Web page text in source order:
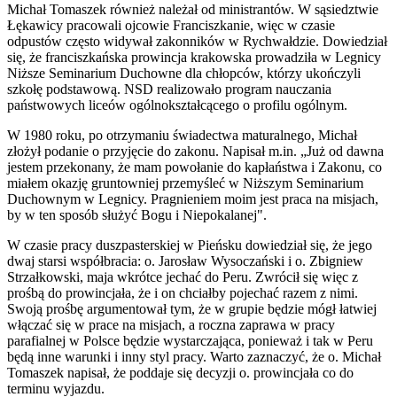
Michał Tomaszek również należał od ministrantów. W sąsiedztwie
Łękawicy pracowali ojcowie Franciszkanie, więc w czasie
odpustów często widywał zakonników w Rychwałdzie. Dowiedział
się, że franciszkańska prowincja krakowska prowadziła w Legnicy
Niższe Seminarium Duchowne dla chłopców, którzy ukończyli
szkołę podstawową. NSD realizowało program nauczania
państwowych liceów ogólnokształcącego o profilu ogólnym.
W 1980 roku, po otrzymaniu świadectwa maturalnego, Michał
złożył podanie o przyjęcie do zakonu. Napisał m.in. „Już od dawna
jestem przekonany, że mam powołanie do kapłaństwa i Zakonu, co
miałem okazję gruntowniej przemyśleć w Niższym Seminarium
Duchownym w Legnicy. Pragnieniem moim jest praca na misjach,
by w ten sposób służyć Bogu i Niepokalanej".
W czasie pracy duszpasterskiej w Pieńsku dowiedział się, że jego
dwaj starsi współbracia: o. Jarosław Wysoczański i o. Zbigniew
Strzałkowski, maja wkrótce jechać do Peru. Zwrócił się więc z
prośbą do prowincjała, że i on chciałby pojechać razem z nimi.
Swoją prośbę argumentował tym, że w grupie będzie mógł łatwiej
włączać się w prace na misjach, a roczna zaprawa w pracy
parafialnej w Polsce będzie wystarczająca, ponieważ i tak w Peru
będą inne warunki i inny styl pracy. Warto zaznaczyć, że o. Michał
Tomaszek napisał, że poddaje się decyzji o. prowincjała co do
terminu wyjazdu.